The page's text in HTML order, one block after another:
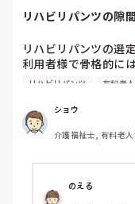
います。
以外が残業する事
なのでそういう人
なるし、直接介助
そこから興味があれ
性もありますし(^^)
リハビリパンツの隙
リハビリパンツの選
利用者様で骨格的に
れたり、拘縮等で隙
ちなみに、パッドも
みなさんの施設で
よろしくお願いいた
リハビリパンツ 有料老
ショウ
介護福祉士, 有料老
のえる